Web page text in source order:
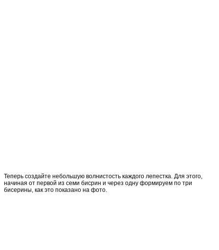
Теперь создайте небольшую волнистость каждого лепестка. Для этого,
начиная от первой из семи бисрин и через одну формируем по три
бисерины, как это показано на фото.